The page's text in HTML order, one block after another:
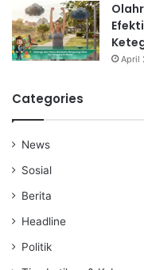
April
Categories
News
Sosial
Berita
Headline
Politik